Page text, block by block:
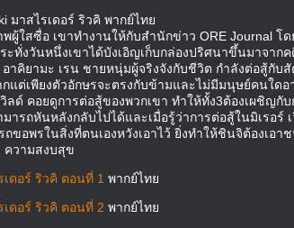
มาสไรเดอร์ ริวคิ พากย์ไทย
ใสซื่อ เขาทำงานให้กับสำนักข่าว ORE Journal โ
ะทั่งวันหนึ่งเขาได้บังเอิญเก็บกล่องปริศนาขึ้นมาจา
าคิยามะ เรน ชายหนุ่มผู้จริงจังกับชีวิต กำลังต่อสู้กับ
กแต่เพียงตัวอักษรจะตรงกับข้ามและไม่มีมนุษย์คนใ
วิลด์ คอยดูการต่อสู้ของพวกเขา ทำให้ทั้ง3ต้องเผชิญ
มารถหันหลังกลับไปได้และเมื่อรู้ว่าการต่อสู้ในมิเรอ
ถขอพรในสิ่งที่ตนเองหวังเอาไว้ ยิ่งทำให้ชินจิต้องเอ
ความสงบสุข
เดอร์ ริวคิ ตอนที่ 1 พากย์ไทย
เดอร์ ริวคิ ตอนที่ 2 พากย์ไทย